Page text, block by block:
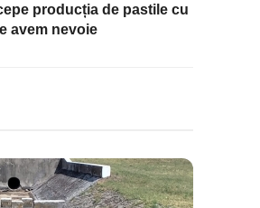
producția de pastile cu
avem nevoie